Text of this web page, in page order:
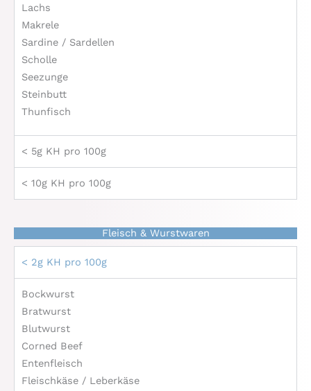
Lachs
Makrele
Sardine / Sardellen
Scholle
Seezunge
Steinbutt
Thunfisch
< 5g KH pro 100g
< 10g KH pro 100g
Fleisch & Wurstwaren
< 2g KH pro 100g
Bockwurst
Bratwurst
Blutwurst
Corned Beef
Entenfleisch
Fleischkäse / Leberkäse